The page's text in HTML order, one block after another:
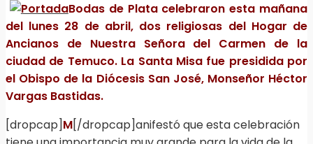
Bodas de Plata celebraron esta mañana
del lunes 28 de abril, dos religiosas del Hogar de
Ancianos de Nuestra Señora del Carmen de la
ciudad de Temuco. La Santa Misa fue presidida por
el Obispo de la Diócesis San José, Monseñor Héctor
Vargas Bastidas.
[dropcap]M[/dropcap]anifestó que esta celebración